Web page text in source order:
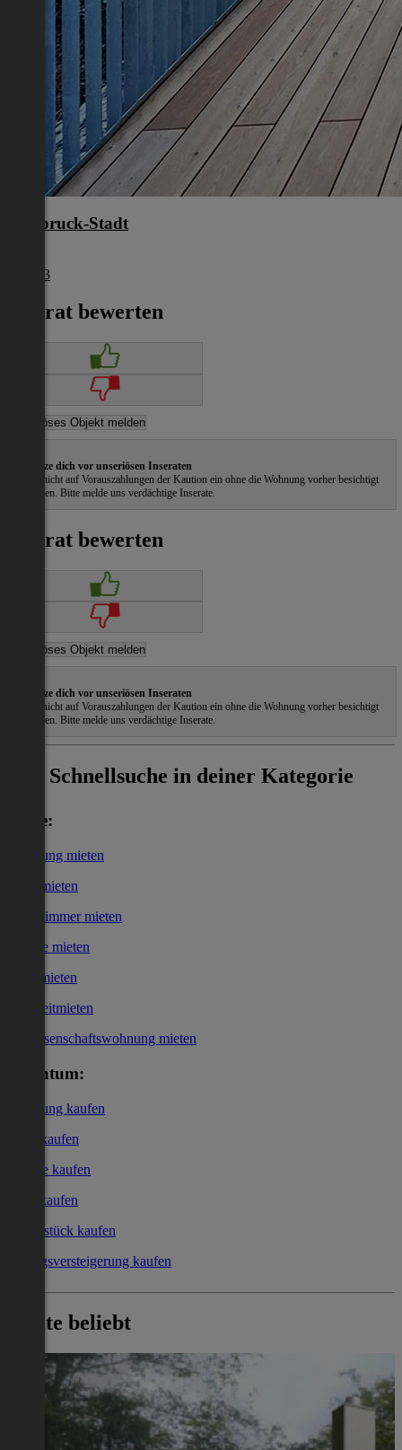
Innsbruck-Stadt
€ 1.753
Inserat bewerten
Schütze dich vor unseriösen Inseraten
Gehe nicht auf Vorauszahlungen der Kaution ein ohne die Wohnung vorher besichtigt
zu haben. Bitte melde uns verdächtige Inserate.
Inserat bewerten
Schütze dich vor unseriösen Inseraten
Gehe nicht auf Vorauszahlungen der Kaution ein ohne die Wohnung vorher besichtigt
zu haben. Bitte melde uns verdächtige Inserate.
Schnellsuche in deiner Kategorie
Miete:
Wohnung mieten
Haus mieten
WG-Zimmer mieten
Garage mieten
Büro mieten
Kurzzeitmieten
Genossenschaftswohnung mieten
Eigentum:
Wohnung kaufen
Haus kaufen
Garage kaufen
Büro kaufen
Grundstück kaufen
Zwangsversteigerung kaufen
Heute beliebt